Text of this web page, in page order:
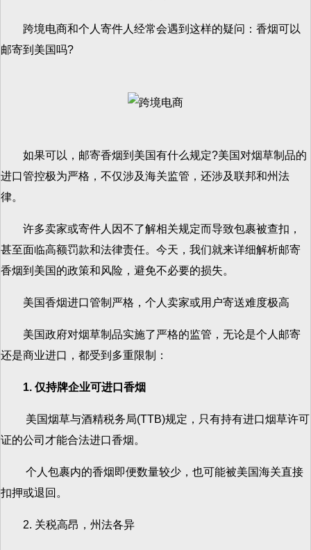
跨境电商和个人寄件人经常会遇到这样的疑问：香烟可以
邮寄到美国吗?
如果可以，邮寄香烟到美国有什么规定?美国对烟草制品的
进口管控极为严格，不仅涉及海关监管，还涉及联邦和州法
律。
许多卖家或寄件人因不了解相关规定而导致包裹被查扣，
甚至面临高额罚款和法律责任。今天，我们就来详细解析邮寄
香烟到美国的政策和风险，避免不必要的损失。
美国香烟进口管制严格，个人卖家或用户寄送难度极高
美国政府对烟草制品实施了严格的监管，无论是个人邮寄
还是商业进口，都受到多重限制：
1. 仅持牌企业可进口香烟
美国烟草与酒精税务局(TTB)规定，只有持有进口烟草许可
证的公司才能合法进口香烟。
个人包裹内的香烟即便数量较少，也可能被美国海关直接
扣押或退回。
2. 关税高昂，州法各异